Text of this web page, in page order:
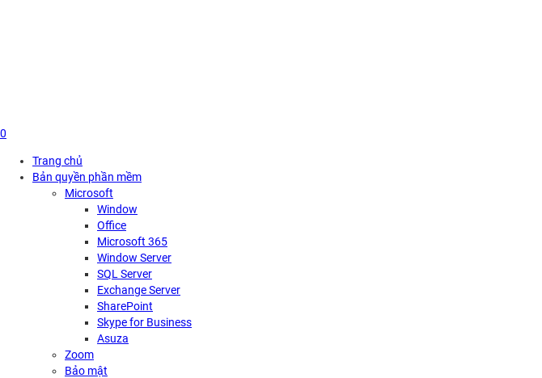
0
Trang chủ
Bản quyền phần mềm
Microsoft
Window
Office
Microsoft 365
Window Server
SQL Server
Exchange Server
SharePoint
Skype for Business
Asuza
Zoom
Bảo mật